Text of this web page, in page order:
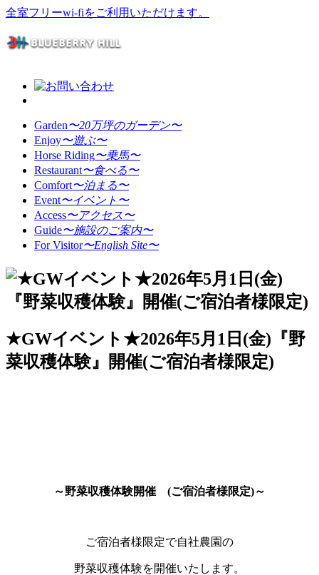
全室フリーwi-fiをご利用いただけます。
Garden〜20万坪のガーデン〜
Enjoy〜遊ぶ〜
Horse Riding〜乗馬〜
Restaurant〜食べる〜
Comfort〜泊まる〜
Event〜イベント〜
Access〜アクセス〜
Guide〜施設のご案内〜
For Visitor〜English Site〜
★GWイベント★2026年5月1日(金)『野
菜収穫体験』開催(ご宿泊者様限定)
～野菜収穫体験開催 (ご宿泊者様限定)～
ご宿泊者様限定で自社農園の
野菜収穫体験を開催いたします。